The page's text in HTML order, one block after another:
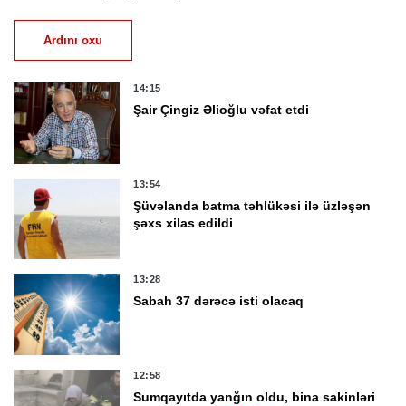
Ardını oxu
14:15
Şair Çingiz Əlioğlu vəfat etdi
13:54
Şüvəlanda batma təhlükəsi ilə üzləşən
şəxs xilas edildi
13:28
Sabah 37 dərəcə isti olacaq
12:58
Sumqayıtda yanğın oldu, bina sakinləri